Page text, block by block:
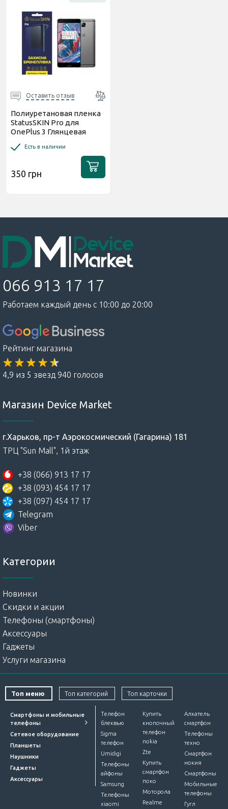
Оставить отзыв
Полиуретановая пленка
StatusSKIN Pro для
OnePlus 3 Глянцевая
Есть в наличии
350 грн
066 913 17 17
Работаем каждый день с 10:00 до 20:00
Рейтинг магазина
4,9 из 5 звезд 940 голосов
Магазин Device Market
г.Харьков, пр-т Аэрокосмический (Гагарина) 181
ТРЦ "Sun Mall", 1й этаж
+38 (066) 913 17 17
+38 (093) 454 17 17
+38 (097) 454 17 17
Telegram
Viber
Категории
Новинки
Скидки и акции
Телефоны (смартфоны)
Аксессуары
Гаджеты
Услуги магазина
Топ меню Топ категорий Топ карточки
Смартфоны и мобильные
телефоны
Сетевое оборудование
Планшеты
Наушники
Гаджеты
Аксессуары
Телефон
блеквью
Sigma
телефон
Umidigi
Телефоны
айфоны
Samsung
Телефоны
xiaomi
Купить
кнопочный
телефон
nokia
Zte
Купить
смартфон
поко
Моторола
Realme
Алкатель
смартфон
Телефоны
техно
Смартфон
нокия
Смартфоны
Мобильные
телефоны
Гугл